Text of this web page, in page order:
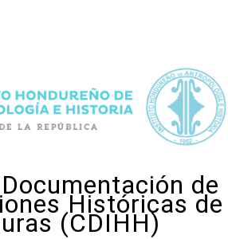
de
Históricas de
(CDIHH)